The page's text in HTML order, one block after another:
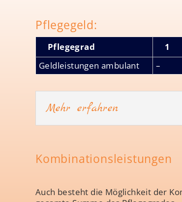
Pflegegeld:
Pflegegrad 1
Geldleistungen ambulant
–
Mehr erfahren
Kombinationsleistungen
Auch besteht die Möglichkeit der